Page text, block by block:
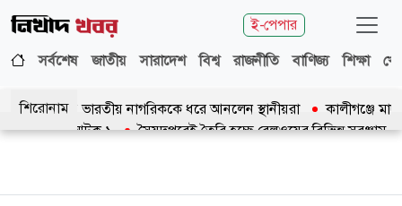
শিরোনাম
ঘটনায় ভারতীয় নাগরিককে ধরে আনলেন স্থানীয়রা
কালীগঞ্জে
ওপর হামলা, আটক ১
সৈয়দপুরেই তৈরি হচ্ছে রেলওয়ের বিভিন্ন সরঞ্জাম
ই-পেপার
সর্বশেষ
জাতীয় সারাদেশ বিশ্ব রাজনীতি বাণিজ্য শিক্ষা